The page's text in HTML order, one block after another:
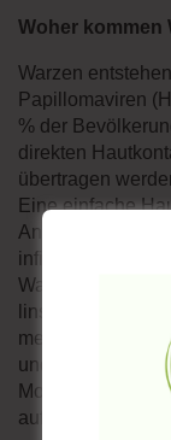
Woher kommen
Warzen
Papillomaviren
% der
direkten
übertragen
Eine einfache
Ansteckung aus.
infizierten
Warze. Diese
linsenförmig
meisten Fällen
und die Warzen
Monaten von
auf